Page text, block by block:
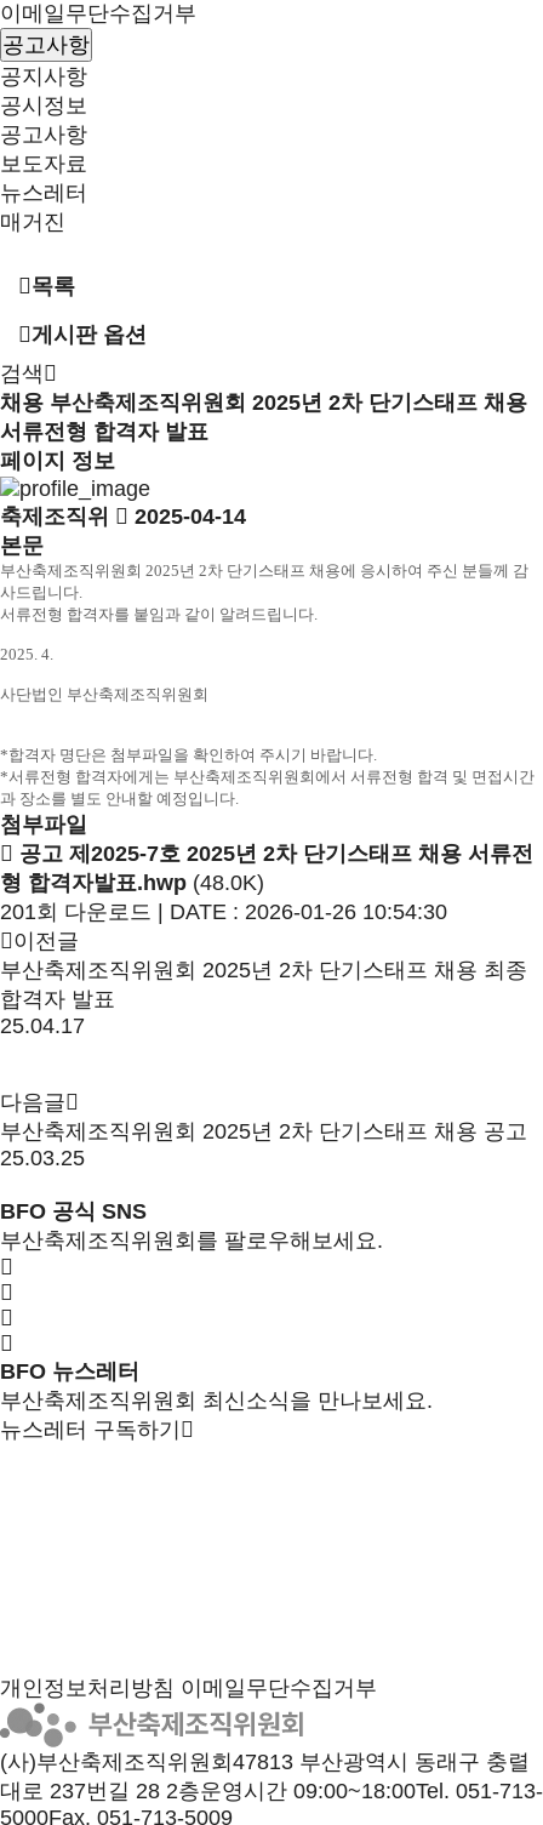
이메일무단수집거부
공고사항
공지사항
공시정보
공고사항
보도자료
뉴스레터
매거진
목록
게시판 옵션
검색
채용 부산축제조직위원회 2025년 2차 단기스태프 채용
서류전형 합격자 발표
페이지 정보
축제조직위
2025-04-14
본문
부산축제조직위원회 2025년 2차 단기스태프 채용에 응시하여 주신 분들께 감
사드립니다.
서류전형 합격자를 붙임과 같이 알려드립니다.
2025. 4.
사단법인 부산축제조직위원회
*합격자 명단은 첨부파일을 확인하여 주시기 바랍니다.
*서류전형 합격자에게는 부산축제조직위원회에서 서류전형 합격 및 면접시간
과 장소를 별도 안내할 예정입니다
첨부파일
공고 제2025-7호 2025년 2차 단기스태프 채용 서류전
형 합격자발표.hwp (48.0K)
201회 다운로드 | DATE : 2026-01-26 10:54:30
이전글
부산축제조직위원회 2025년 2차 단기스태프 채용 최종
합격자 발표
25.04.17
다음글
부산축제조직위원회 2025년 2차 단기스태프 채용 공고
25.03.25
BFO 공식 SNS
부산축제조직위원회를 팔로우해보세요.
BFO 뉴스레터
부산축제조직위원회 최신소식을 만나보세요.
뉴스레터 구독하기
개인정보처리방침 이메일무단수집거부
(사)부산축제조직위원회47813 부산광역시 동래구 충렬
대로 237번길 28 2층운영시간 09:00~18:00Tel. 051-713-
5000Fax. 051-713-5009